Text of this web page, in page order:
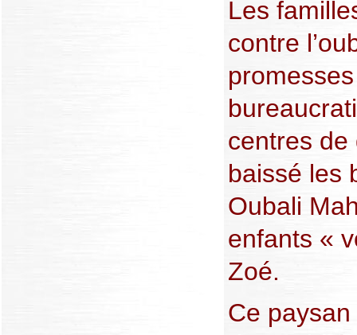
Les
contre
centres de
baissé les
Oubali
enfants «
Zoé.
Ce paysan